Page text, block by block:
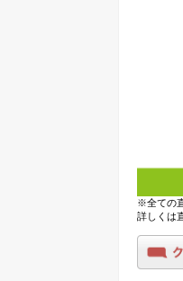
※全ての
詳しくは